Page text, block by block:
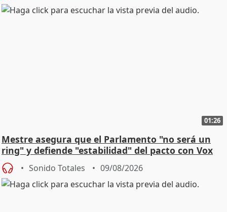
01:26
Mestre asegura que el Parlamento "no será un
ring" y defiende "estabilidad" del pacto con Vox
Sonido Totales 09/08/2026